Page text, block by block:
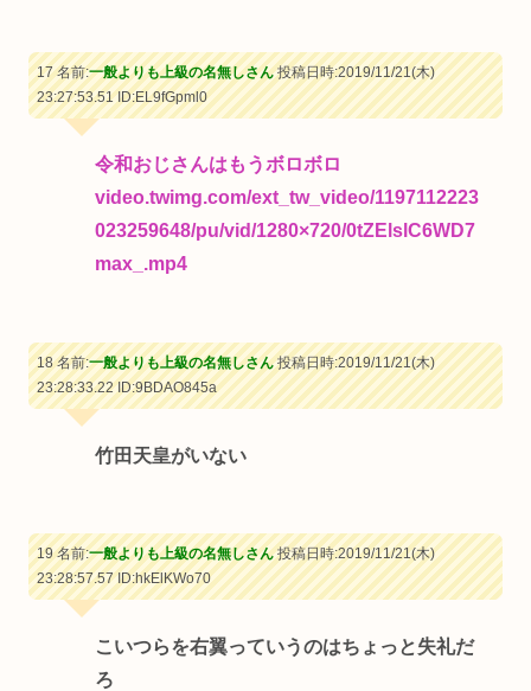
17 名前:一般よりも上級の名無しさん投稿日時:2019/11/21(木)
23:27:53.51ID:EL9fGpml0
令和おじさんはもうボロボロ
video.twimg.com/ext_tw_video/1197112223
023259648/pu/vid/1280×720/0tZElslC6WD7
max_.mp4
18 名前:一般よりも上級の名無しさん投稿日時:2019/11/21(木)
23:28:33.22ID:9BDAO845a
竹田天皇がいない
19 名前:一般よりも上級の名無しさん投稿日時:2019/11/21(木)
23:28:57.57ID:hkElKWo70
こいつらを右翼っていうのはちょっと失礼だ
ろ